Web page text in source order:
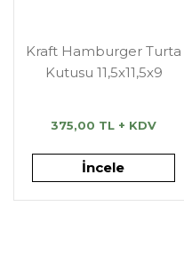
Kraft Hamburger Turta
Kutusu 11,5x11,5x9
375,00 TL + KDV
İncele